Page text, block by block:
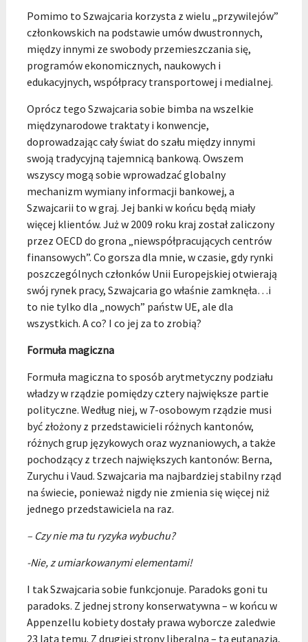
Pomimo to Szwajcaria korzysta z wielu „przywilejów”
członkowskich na podstawie umów dwustronnych,
między innymi ze swobody przemieszczania się,
programów ekonomicznych, naukowych i
edukacyjnych, współpracy transportowej i medialnej.
Oprócz tego Szwajcaria sobie bimba na wszelkie
międzynarodowe traktaty i konwencje,
doprowadzając cały świat do szału między innymi
swoją tradycyjną tajemnicą bankową. Owszem
wszyscy mogą sobie wprowadzać globalny
mechanizm wymiany informacji bankowej, a
Szwajcarii to w graj. Jej banki w końcu będą miały
więcej klientów. Już w 2009 roku kraj został zaliczony
przez OECD do grona „niewspółpracujących centrów
finansowych”. Co gorsza dla mnie, w czasie, gdy rynki
poszczególnych członków Unii Europejskiej otwierają
swój rynek pracy, Szwajcaria go właśnie zamknęła…i
to nie tylko dla „nowych” państw UE, ale dla
wszystkich. A co? I co jej za to zrobią?
Formuła magiczna
Formuła magiczna to sposób arytmetyczny podziału
władzy w rządzie pomiędzy cztery największe partie
polityczne. Według niej, w 7-osobowym rządzie musi
być złożony z przedstawicieli różnych kantonów,
różnych grup językowych oraz wyznaniowych, a także
pochodzący z trzech największych kantonów: Berna,
Zurychu i Vaud. Szwajcaria ma najbardziej stabilny rząd
na świecie, ponieważ nigdy nie zmienia się więcej niż
jednego przedstawiciela na raz.
– Czy nie ma tu ryzyka wybuchu?
-Nie, z umiarkowanymi elementami!
I tak Szwajcaria sobie funkcjonuje. Paradoks goni tu
paradoks. Z jednej strony konserwatywna – w końcu w
Appenzellu kobiety dostały prawa wyborcze zaledwie
23 lata temu. Z drugiej strony liberalna – ta eutanazja,